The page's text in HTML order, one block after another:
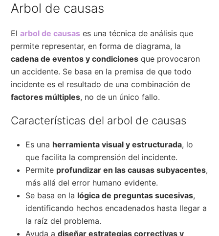
Arbol de causas
Elarbol de causas es una técnica de análisis que
permite representar, en forma de diagrama, la
cadena de eventos y condiciones que provocaron
un accidente. Se basa en la premisa de que todo
incidente es el resultado de una combinación de
factores múltiples, no de un único fallo.
Características del arbol de causas
Es una herramienta visual y estructurada, lo
que facilita la comprensión del incidente.
Permite profundizar en las causas subyacentes,
más allá del error humano evidente.
Se basa en la lógica de preguntas sucesivas,
identificando hechos encadenados hasta llegar a
la raíz del problema.
Ayuda adiseñar estrategias correctivas y